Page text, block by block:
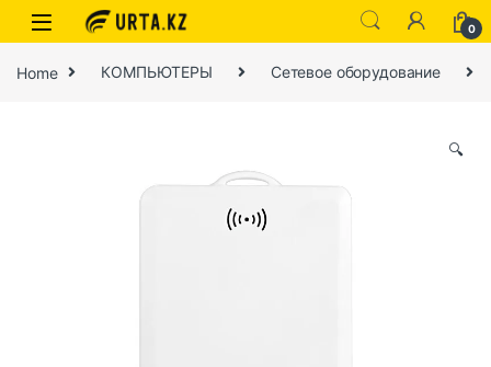
0
Home КОМПЬЮТЕРЫ Сетевое оборудование
🔍